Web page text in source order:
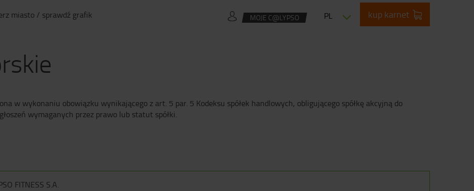
miasto / sprawdź grafik kup karnet
PL
MOJE C@LYPSO
w wykonaniu obowiązku wynikającego z art. 5 par. 5 Kodeksu spółek handlowych, obligującego spółkę akcyjną do
wymaganych przez prawo lub statut spółki.
FITNESS S.A.